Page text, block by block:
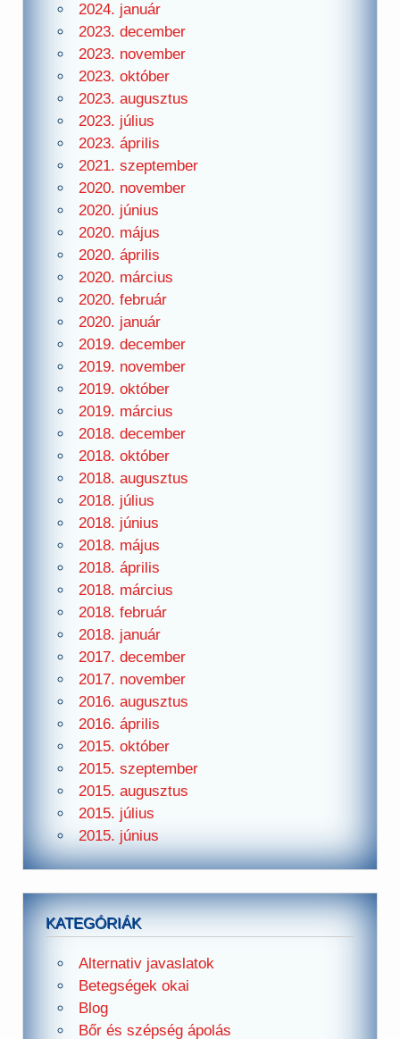
2024. január
2023. december
2023. november
2023. október
2023. augusztus
2023. július
2023. április
2021. szeptember
2020. november
2020. június
2020. május
2020. április
2020. március
2020. február
2020. január
2019. december
2019. november
2019. október
2019. március
2018. december
2018. október
2018. augusztus
2018. július
2018. június
2018. május
2018. április
2018. március
2018. február
2018. január
2017. december
2017. november
2016. augusztus
2016. április
2015. október
2015. szeptember
2015. augusztus
2015. július
2015. június
KATEGÓRIÁK
Alternativ javaslatok
Betegségek okai
Blog
Bőr és szépség ápolás